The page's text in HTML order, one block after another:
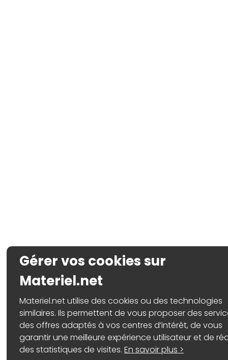
Gérer vos cookies sur
Materiel.net
Materiel.net utilise des cookies ou des technologies
similaires. Ils permettent de vous proposer des
des offres adaptés à vos centres d’intérêt, de vous
garantir une meilleure expérience utilisateur et de
des statistiques de visites.En savoir plus >